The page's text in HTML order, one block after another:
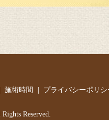
施術時間 プライバシーポリシ
Reserved.